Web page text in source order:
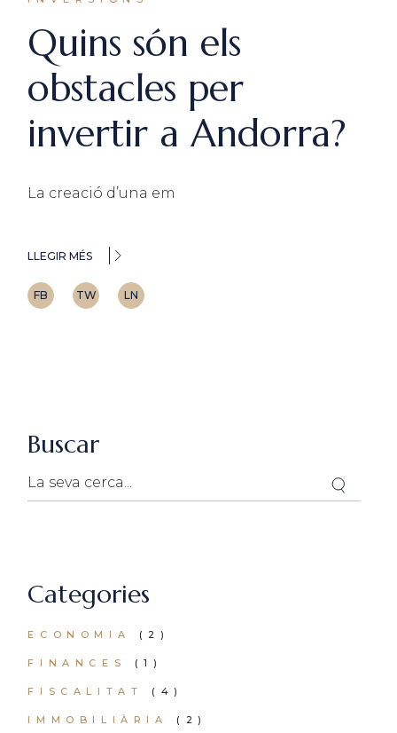
Quins són els
obstacles per
invertir a Andorra?
La creació d’una em
LLEGIR MÉS
FB TW LN
Buscar
Search
Categories
ECONOMIA (2)
FINANCES (1)
FISCALITAT (4)
IMMOBILIÀRIA (2)